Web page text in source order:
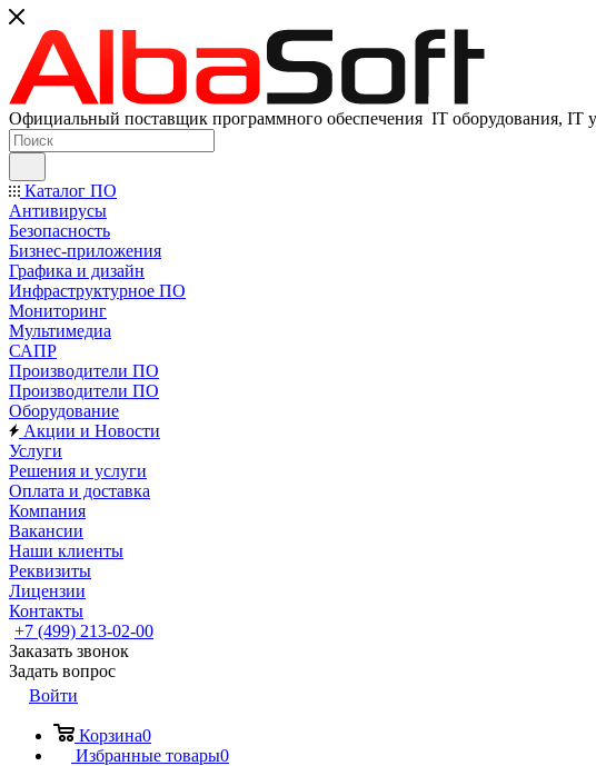
Официальный поставщик программного обеспечения IT оборудования, IT
Каталог ПО
Антивирусы
Безопасность
Бизнес-приложения
Графика и дизайн
Инфраструктурное ПО
Мониторинг
Мультимедиа
САПР
Производители ПО
Производители ПО
Оборудование
Акции и Новости
Услуги
Решения и услуги
Оплата и доставка
Компания
Вакансии
Наши клиенты
Реквизиты
Лицензии
Контакты
+7 (499) 213-02-00
Заказать звонок
Задать вопрос
Войти
Корзина0
Избранные товары0